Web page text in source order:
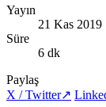
Yayın
21 Kas 2019
Süre
6 dk
Paylaş
X / Twitter↗